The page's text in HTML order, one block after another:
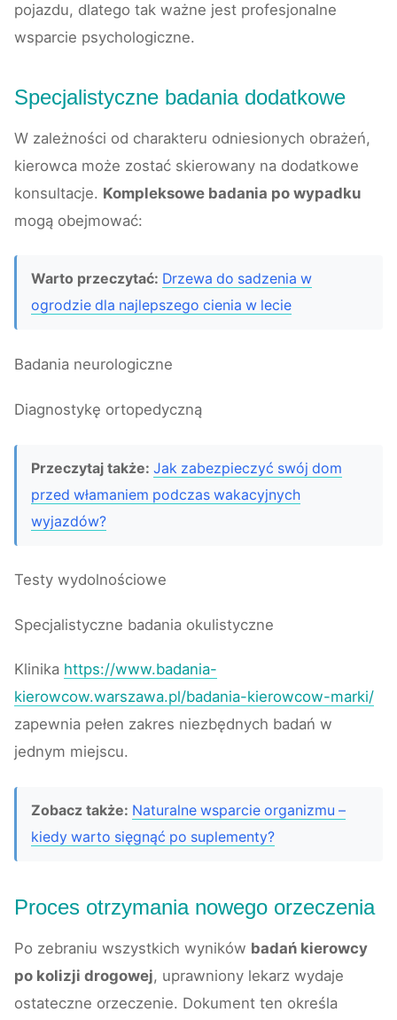
pojazdu, dlatego tak ważne jest profesjonalne
wsparcie psychologiczne.
Specjalistyczne badania dodatkowe
W zależności od charakteru odniesionych obrażeń,
kierowca może zostać skierowany na dodatkowe
konsultacje. Kompleksowe badania po wypadku
mogą obejmować:
Warto przeczytać: Drzewa do sadzenia w
ogrodzie dla najlepszego cienia w lecie
Badania neurologiczne
Diagnostykę ortopedyczną
Przeczytaj także: Jak zabezpieczyć swój dom
przed włamaniem podczas wakacyjnych
wyjazdów?
Testy wydolnościowe
Specjalistyczne badania okulistyczne
Klinika https://www.badania-
kierowcow.warszawa.pl/badania-kierowcow-marki/
zapewnia pełen zakres niezbędnych badań w
jednym miejscu.
Zobacz także: Naturalne wsparcie organizmu –
kiedy warto sięgnąć po suplementy?
Proces otrzymania nowego orzeczenia
Po zebraniu wszystkich wyników badań kierowcy
po kolizji drogowej, uprawniony lekarz wydaje
ostateczne orzeczenie. Dokument ten określa